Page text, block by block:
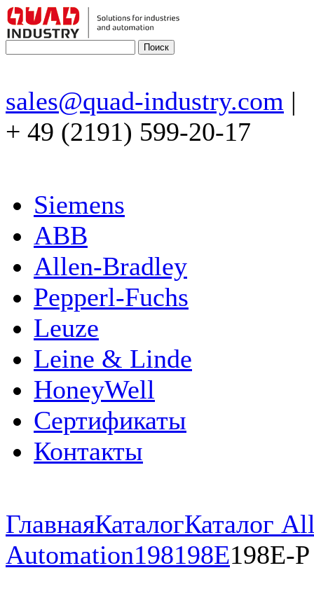
sales@quad-industry.com |
+ 49 (2191) 599-20-17
Siemens
ABB
Allen-Bradley
Pepperl-Fuchs
Leuze
Leine & Linde
HoneyWell
Сертификаты
Контакты
ГлавнаяКаталогКаталог
Automation198198E198E-P